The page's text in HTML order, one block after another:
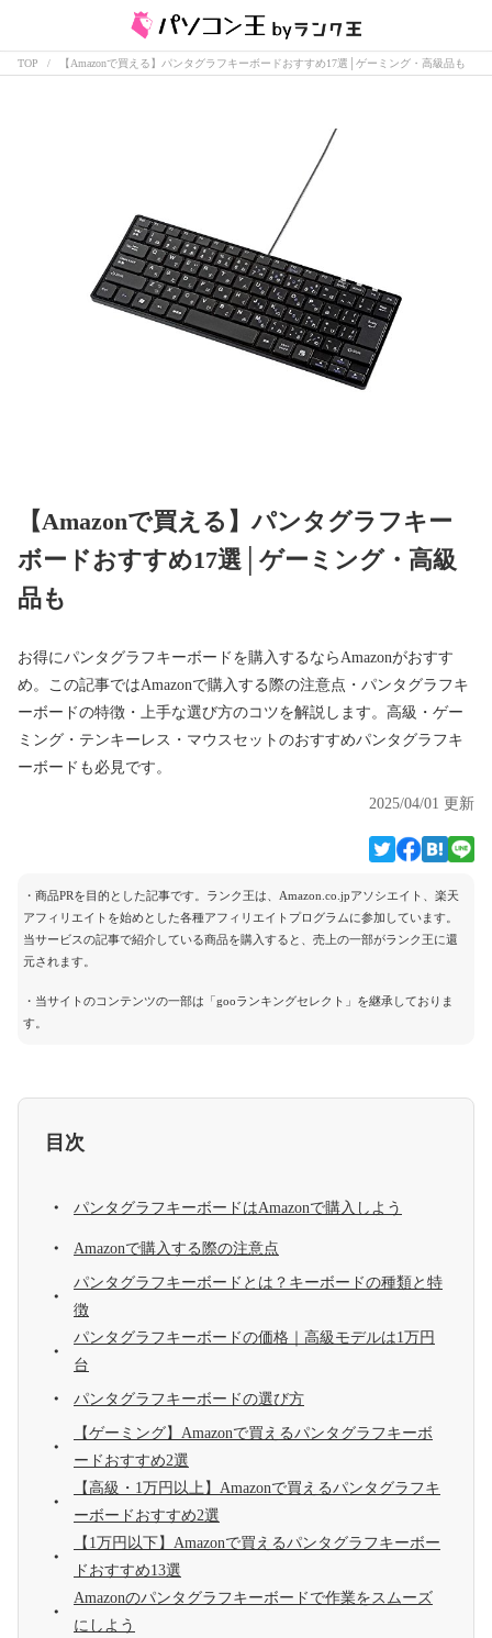
TOP 【Amazonで買える】パンタグラフキーボードおすすめ17選│ゲーミング・高級品も
【Amazonで買える】パンタグラフキー
ボードおすすめ17選│ゲーミング・高級
品も
お得にパンタグラフキーボードを購入するならAmazonがおすす
め。この記事ではAmazonで購入する際の注意点・パンタグラフキ
ーボードの特徴・上手な選び方のコツを解説します。高級・ゲー
ミング・テンキーレス・マウスセットのおすすめパンタグラフキ
ーボードも必見です。
2025/04/01 更新
・商品PRを目的とした記事です。ランク王は、Amazon.co.jpアソシエイト、楽天
アフィリエイトを始めとした各種アフィリエイトプログラムに参加しています。
当サービスの記事で紹介している商品を購入すると、売上の一部がランク王に還
元されます。
・当サイトのコンテンツの一部は「gooランキングセレクト」を継承しておりま
す。
目次
パンタグラフキーボードはAmazonで購入しよう
Amazonで購入する際の注意点
パンタグラフキーボードとは？キーボードの種類と特
徴
パンタグラフキーボードの価格｜高級モデルは1万円
台
パンタグラフキーボードの選び方
【ゲーミング】Amazonで買えるパンタグラフキーボ
ードおすすめ2選
【高級・1万円以上】Amazonで買えるパンタグラフキ
ーボードおすすめ2選
【1万円以下】Amazonで買えるパンタグラフキーボー
ドおすすめ13選
Amazonのパンタグラフキーボードで作業をスムーズ
にしよう